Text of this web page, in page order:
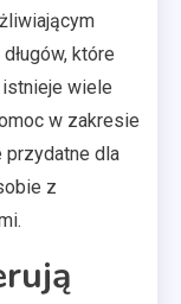
które
istnieje wiele
w zakresie
przydatne dla
z